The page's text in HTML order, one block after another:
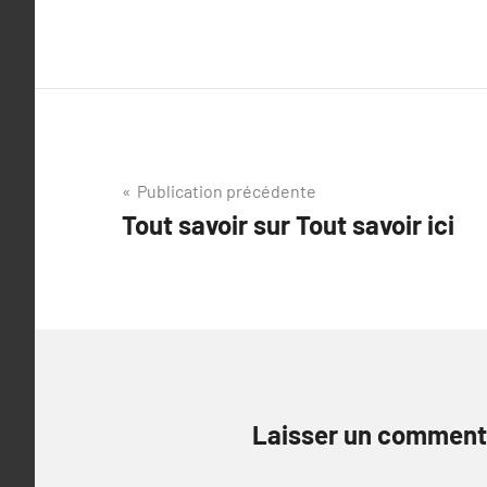
Navigation
de
Publication précédente
Tout savoir sur Tout savoir ici
Laisser un